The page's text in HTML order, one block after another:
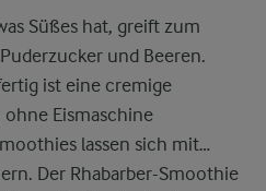
Süßes hat, greift zum
und Beeren.
ist eine cremige
Eismaschine
lassen sich mit
Der Rhabarber-Smoothie